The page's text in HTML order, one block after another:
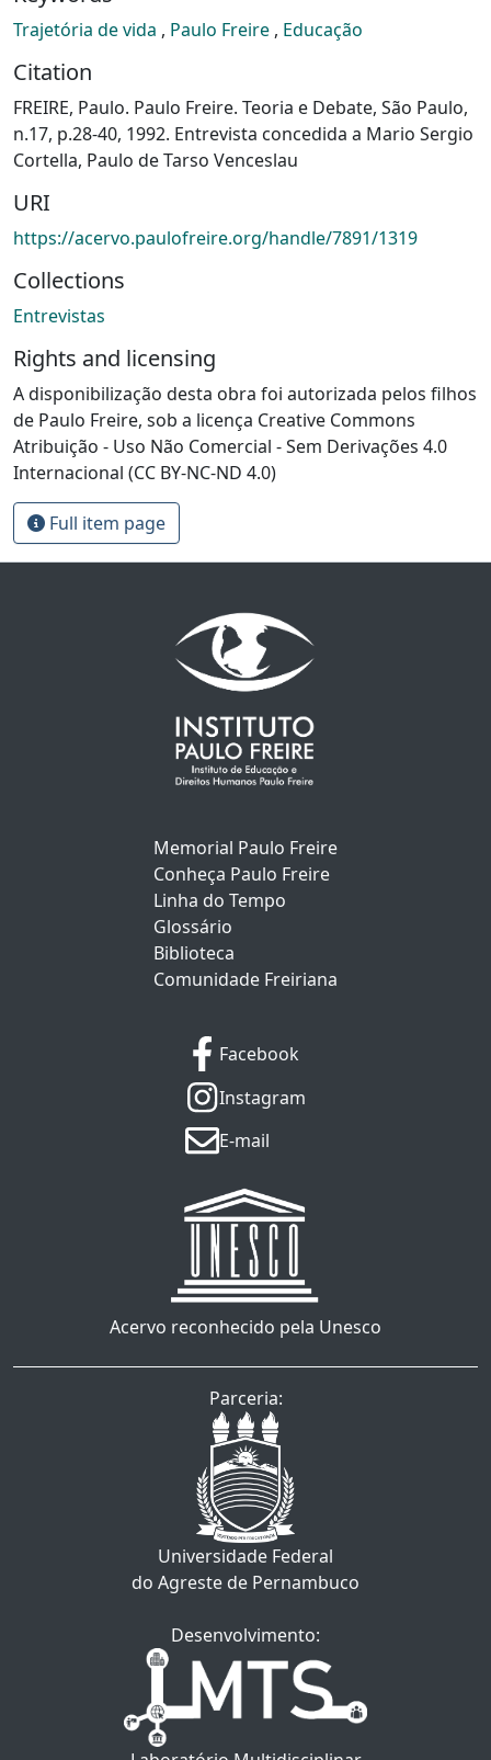
Trajetória de vida , Paulo Freire , Educação
Citation
FREIRE, Paulo. Paulo Freire. Teoria e Debate, São Paulo,
n.17, p.28-40, 1992. Entrevista concedida a Mario Sergio
Cortella, Paulo de Tarso Venceslau
URI
https://acervo.paulofreire.org/handle/7891/1319
Collections
Entrevistas
Rights and licensing
A disponibilização desta obra foi autorizada pelos filhos
de Paulo Freire, sob a licença Creative Commons
Atribuição - Uso Não Comercial - Sem Derivações 4.0
Internacional (CC BY-NC-ND 4.0)
Full item page
Memorial Paulo Freire
Conheça Paulo Freire
Linha do Tempo
Glossário
Biblioteca
Comunidade Freiriana
Facebook
Instagram
E-mail
Acervo reconhecido pela Unesco
Parceria:
Universidade Federal
do Agreste de Pernambuco
Desenvolvimento: